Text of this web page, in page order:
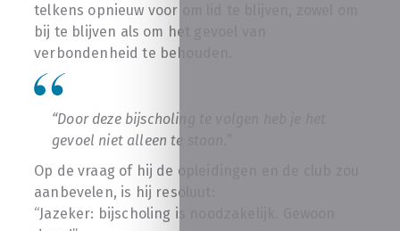
telkens opnieuw voor om lid te blijven, zowel om
bij te blijven als om het gevoel van
verbondenheid te behouden.
“Door deze bijscholing te volgen heb je het
gevoel niet alleen te staan.”
Op de vraag of hij de opleidingen en de club zou
aanbevelen, is hij resoluut:
“Jazeker: bijscholing is noodzakelijk. Gewoon